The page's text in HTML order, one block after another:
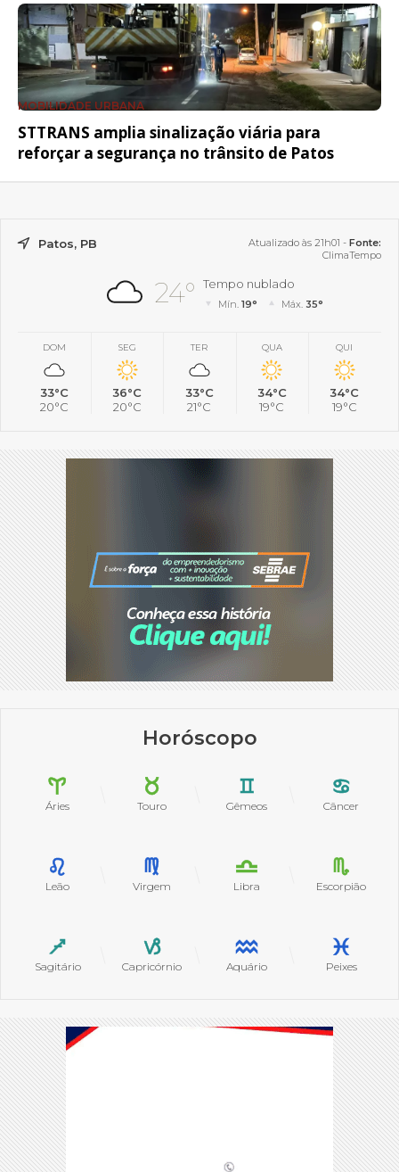
MOBILIDADE URBANA
STTRANS amplia sinalização viária para
reforçar a segurança no trânsito de Patos
Patos, PB Atualizado às 21h01 - Fonte:
ClimaTempo
24° Tempo nublado
Mín.19° Máx. 35°
DOM
33°C
20°C
SEG
36°C
20°C
TER
33°C
21°C
QUA
34°C
19°C
QUI
34°C
19°C
Horóscopo
Áries Touro Gêmeos Câncer
Leão Virgem Libra Escorpião
Sagitário Capricórnio Aquário Peixes